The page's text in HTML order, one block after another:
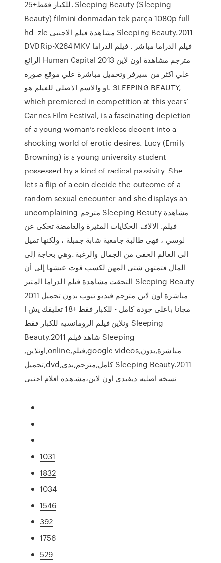
للكبار فقط+25. Sleeping Beauty (Sleeping
Beauty) filmini donmadan tek parça 1080p full
hd izle مشاهدة فيلم الاجنبى Sleeping Beauty.2011
DVDRip-X264 MKV فيلم الدراما مباشر . فيلم الدراما
الرائع Human Capital 2013 مترجم مشاهدة اون لاين
علي اكثر من سيرفر وتحميل مباشرة علي موقع صوره
ناو والاسم الاصلي للفيلم هو SLEEPING BEAUTY,
which premiered in competition at this years’
Cannes Film Festival, is a fascinating depiction
of a young woman’s reckless decent into a
shocking world of erotic desires. Lucy (Emily
Browning) is a young university student
possessed by a kind of radical passivity. She
lets a flip of a coin decide the outcome of a
random sexual encounter and she displays an
uncomplaining مترجم Sleeping Beauty مشاهدة
فيلم. اﻻﻻف الحكايات المثيرة والغامضة تحكى عن
لوسي ، فهى طالبة جامعية شابة جميلة ، ولكنها تميل
الى العالم الخفى من الجمال والرغبة .وهي بحاجة إلى
المال فتمتهن شتى المهن لكسب قوت عيشها إلى أن
التحقت مشاهدة فيلم الدراما المثير Sleeping Beauty
2011 مباشرة اون لاين مترجم فيديو تيوب بدون تحميل
مجانا باعلى جودة كامل - للكبار فقط +18 تعليقك يش ا
ونلاين فيلم الرومانسيه للكبار فقط Sleeping
Beauty.2011 شاهد فيلم Sleeping
,اونلاين,online,فيلم,google videos,مباشرة,بدون
تحميل,dvd,كامل,مترجم,بدى Sleeping Beauty.2011
نسخه اصليه ديفيدى اون لاين،مشاهده افلام اجنبى
1031
1832
1034
1546
392
1756
529